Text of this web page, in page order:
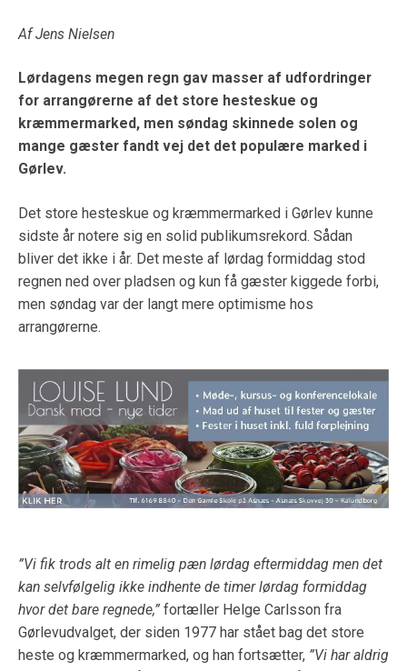
Af Jens Nielsen
Lørdagens megen regn gav masser af udfordringer
for arrangørerne af det store hesteskue og
kræmmermarked, men søndag skinnede solen og
mange gæster fandt vej det det populære marked i
Gørlev.
Det store hesteskue og kræmmermarked i Gørlev kunne
sidste år notere sig en solid publikumsrekord. Sådan
bliver det ikke i år. Det meste af lørdag formiddag stod
regnen ned over pladsen og kun få gæster kiggede forbi,
men søndag var der langt mere optimisme hos
arrangørerne.
”Vi fik trods alt en rimelig pæn lørdag eftermiddag men det
kan selvfølgelig ikke indhente de timer lørdag formiddag
hvor det bare regnede,” fortæller Helge Carlsson fra
Gørlevudvalget, der siden 1977 har stået bag det store
heste og kræmmermarked, og han fortsætter, ”Vi har aldrig